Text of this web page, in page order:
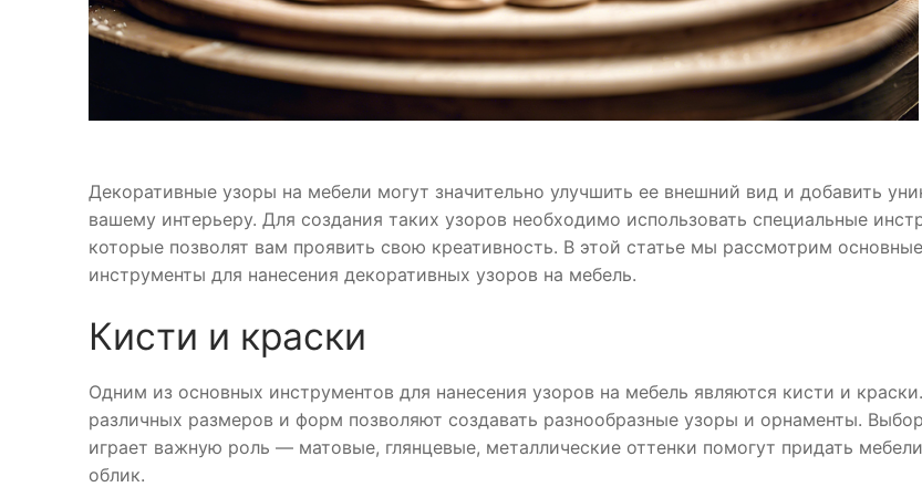
Декоративные узоры на мебели могут значительно улучшить ее внешний вид и добавить
вашему интерьеру. Для создания таких узоров необходимо использовать специальные
которые позволят вам проявить свою креативность. В этой статье мы рассмотрим основные
инструменты для нанесения декоративных узоров на мебель.
Кисти и краски
Одним из основных инструментов для нанесения узоров на мебель являются кисти и
различных размеров и форм позволяют создавать разнообразные узоры и орнаменты.
играет важную роль — матовые, глянцевые, металлические оттенки помогут придать
облик.